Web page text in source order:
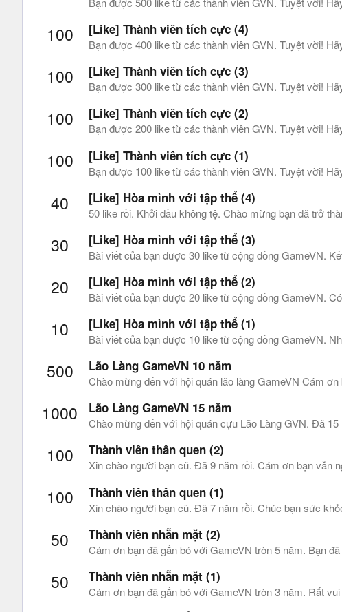
100 [Like] Thành viên tích cực (4)
Bạn được 400 like từ các thành viên GVN. Tuyệt vời!
100 [Like] Thành viên tích cực (3)
Bạn được 300 like từ các thành viên GVN. Tuyệt vời!
100 [Like] Thành viên tích cực (2)
Bạn được 200 like từ các thành viên GVN. Tuyệt vời!
100 [Like] Thành viên tích cực (1)
Bạn được 100 like từ các thành viên GVN. Tuyệt vời!
40 [Like] Hòa mình với tập thể (4)
50 like rồi. Khởi đầu không tệ. Chào mừng bạn đã trở
30 [Like] Hòa mình với tập thể (3)
Bài viết của bạn được 30 like từ cộng đồng GameVN.
20 [Like] Hòa mình với tập thể (2)
Bài viết của bạn được 20 like từ cộng đồng GameVN.
10 [Like] Hòa mình với tập thể (1)
Bài viết của bạn được 10 like từ cộng đồng GameVN.
500 Lão Làng GameVN 10 năm
Chào mừng đến với hội quán lão làng GameVN Cám
1000 Lão Làng GameVN 15 năm
Chào mừng đến với hội quán cựu Lão Làng GVN. Đã
100 Thành viên thân quen (2)
Xin chào người bạn cũ. Đã 9 năm rồi. Cám ơn bạn vẫn
100 Thành viên thân quen (1)
Xin chào người bạn cũ. Đã 7 năm rồi. Chúc bạn sức
50 Thành viên nhẵn mặt (2)
Cám ơn bạn đã gắn bó với GameVN tròn 5 năm. Bạn
50 Thành viên nhẵn mặt (1)
Cám ơn bạn đã gắn bó với GameVN tròn 3 năm. Rất